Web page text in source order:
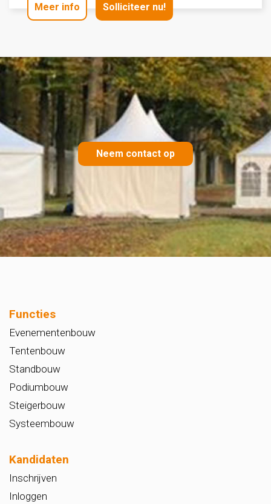
Meer info Solliciteer nu!
Neem contact op
Functies
Evenementenbouw
Tentenbouw
Standbouw
Podiumbouw
Steigerbouw
Systeembouw
Kandidaten
Inschrijven
Inloggen